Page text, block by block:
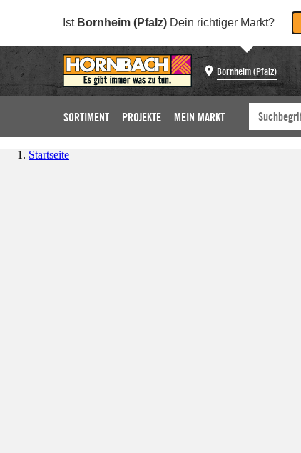
Ist Bornheim (Pfalz) Dein richtiger Markt?
Bornheim (Pfalz)
SORTIMENT PROJEKTE MEIN MARKT
Startseite